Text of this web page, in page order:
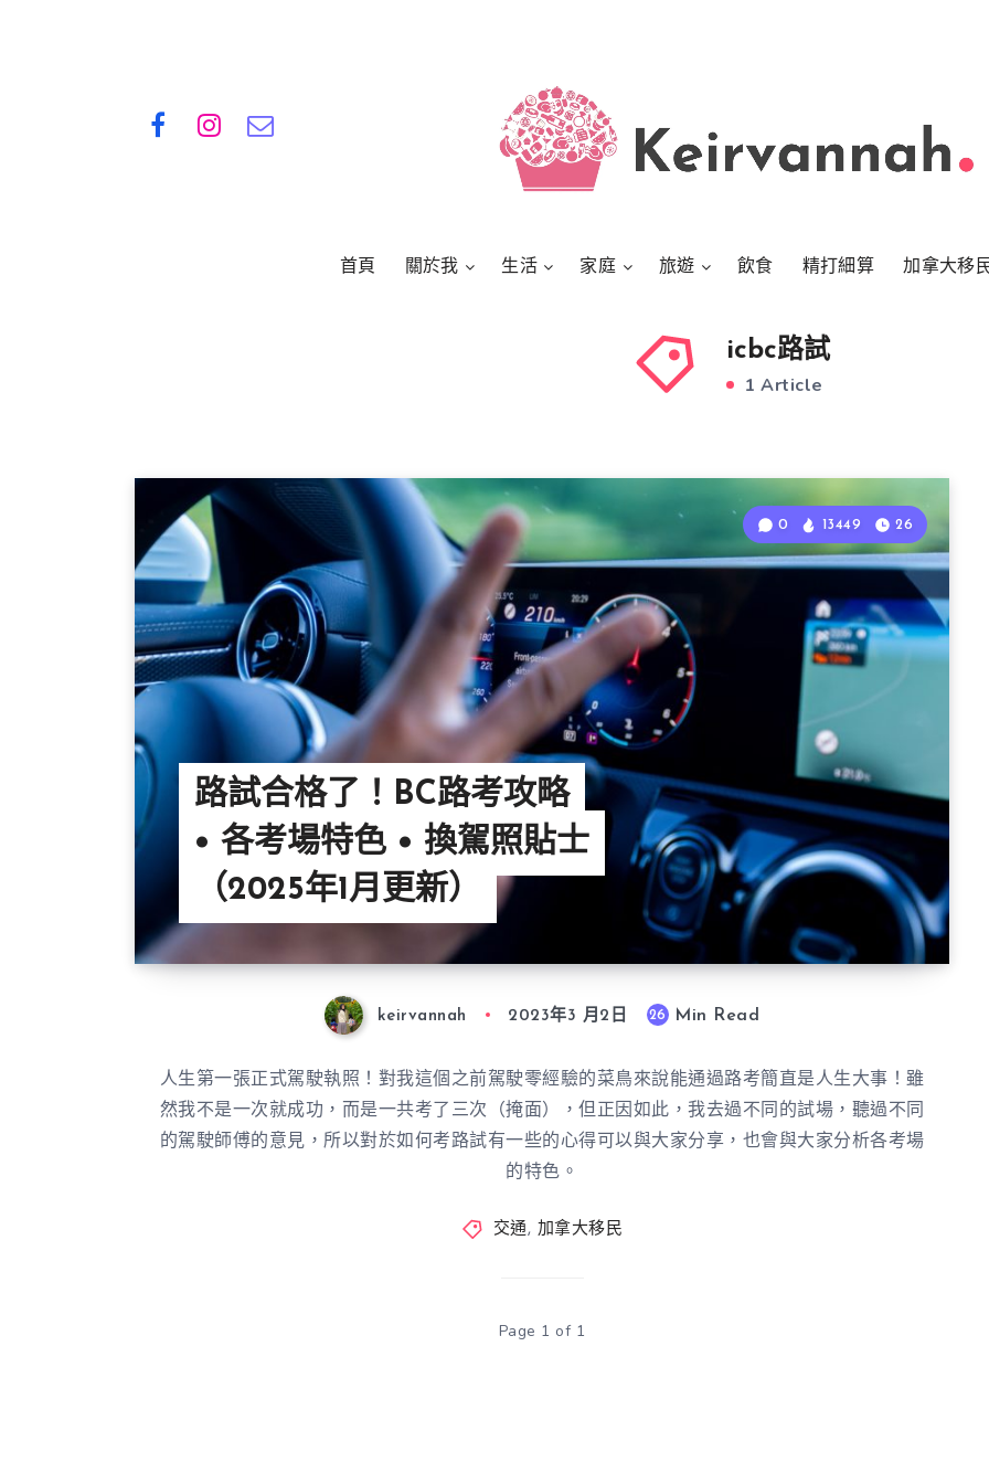
首頁 關於我 生活 家庭 旅遊 飲食 精打細算 加拿大移
icbc路試
1 Article
路試合格了！BC路考攻略
• 各考場特色 • 換駕照貼士
（2025年1月更新）
0 13449 26
keirvannah 2023年3 月2日 26 Min Read
人生第一張正式駕駛執照！對我這個之前駕駛零經驗的菜鳥來說能通過路考簡直是人生大事！雖
然我不是一次就成功，而是一共考了三次（掩面），但正因如此，我去過不同的試場，聽過不同
的駕駛師傅的意見，所以對於如何考路試有一些的心得可以與大家分享，也會與大家分析各考場
的特色。
交通, 加拿大移民
Page 1 of 1